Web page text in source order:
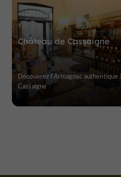
Château de Cassaigne
Découvrez l'Armagnac authentique
Cassaigne